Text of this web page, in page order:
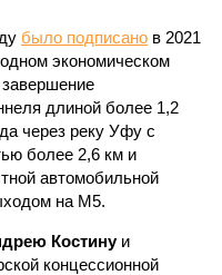
было подписано в 2021
экономическом
длиной более 1,2
через реку Уфу с
более 2,6 км и
автомобильной
на М5.
Костинуи
концессионной